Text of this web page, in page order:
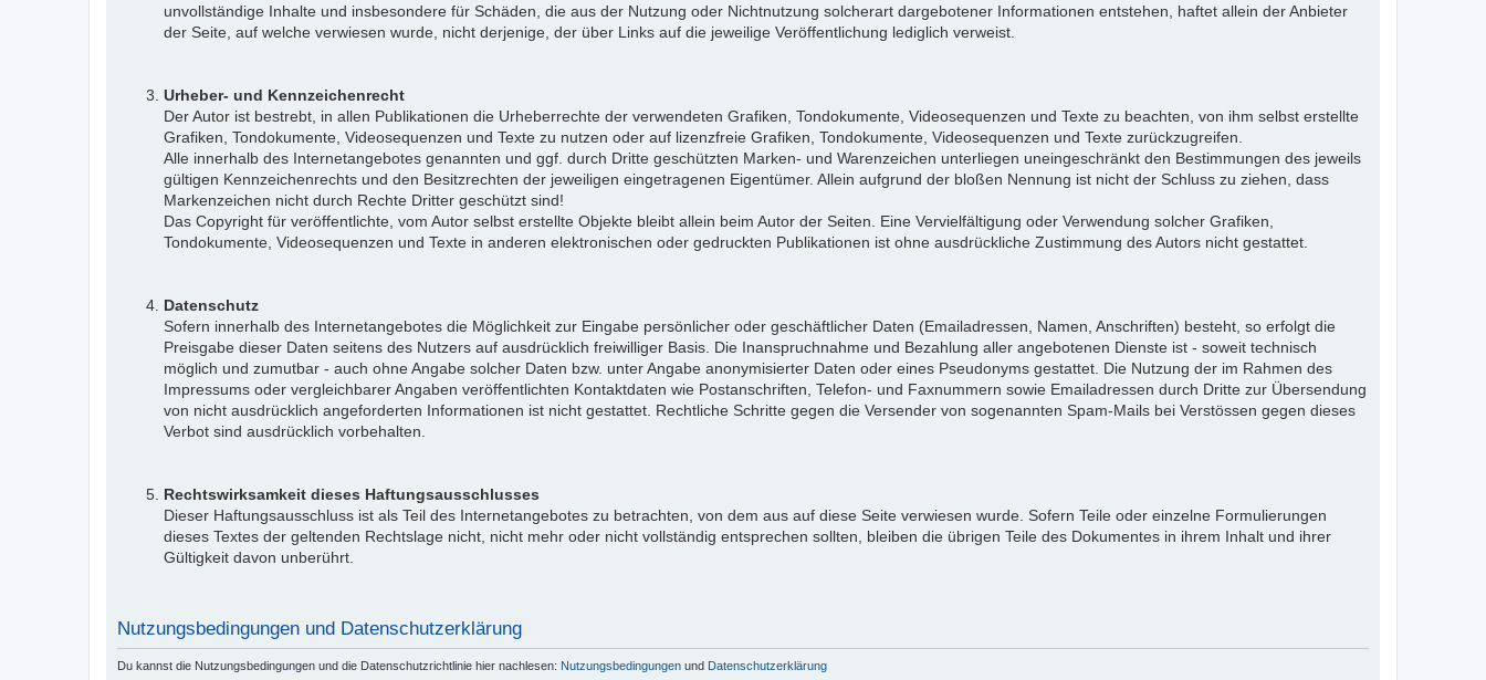
unvollständige Inhalte und insbesondere für Schäden, die aus der Nutzung oder Nichtnutzung solcherart dargebotener Informationen entstehen, haftet allein der Anbieter
der Seite, auf welche verwiesen wurde, nicht derjenige, der über Links auf die jeweilige Veröffentlichung lediglich verweist.
Urheber- und Kennzeichenrecht
Der Autor ist bestrebt, in allen Publikationen die Urheberrechte der verwendeten Grafiken, Tondokumente, Videosequenzen und Texte zu beachten, von ihm selbst erstellte
Grafiken, Tondokumente, Videosequenzen und Texte zu nutzen oder auf lizenzfreie Grafiken, Tondokumente, Videosequenzen und Texte zurückzugreifen.
Alle innerhalb des Internetangebotes genannten und ggf. durch Dritte geschützten Marken- und Warenzeichen unterliegen uneingeschränkt den Bestimmungen des jeweils
gültigen Kennzeichenrechts und den Besitzrechten der jeweiligen eingetragenen Eigentümer. Allein aufgrund der bloßen Nennung ist nicht der Schluss zu ziehen, dass
Markenzeichen nicht durch Rechte Dritter geschützt sind!
Das Copyright für veröffentlichte, vom Autor selbst erstellte Objekte bleibt allein beim Autor der Seiten. Eine Vervielfältigung oder Verwendung solcher Grafiken,
Tondokumente, Videosequenzen und Texte in anderen elektronischen oder gedruckten Publikationen ist ohne ausdrückliche Zustimmung des Autors nicht gestattet.
Datenschutz
Sofern innerhalb des Internetangebotes die Möglichkeit zur Eingabe persönlicher oder geschäftlicher Daten (Emailadressen, Namen, Anschriften) besteht, so erfolgt die
Preisgabe dieser Daten seitens des Nutzers auf ausdrücklich freiwilliger Basis. Die Inanspruchnahme und Bezahlung aller angebotenen Dienste ist - soweit technisch
möglich und zumutbar - auch ohne Angabe solcher Daten bzw. unter Angabe anonymisierter Daten oder eines Pseudonyms gestattet. Die Nutzung der im Rahmen des
Impressums oder vergleichbarer Angaben veröffentlichten Kontaktdaten wie Postanschriften, Telefon- und Faxnummern sowie Emailadressen durch Dritte zur Übersendung
von nicht ausdrücklich angeforderten Informationen ist nicht gestattet. Rechtliche Schritte gegen die Versender von sogenannten Spam-Mails bei Verstössen gegen dieses
Verbot sind ausdrücklich vorbehalten.
Rechtswirksamkeit dieses Haftungsausschlusses
Dieser Haftungsausschluss ist als Teil des Internetangebotes zu betrachten, von dem aus auf diese Seite verwiesen wurde. Sofern Teile oder einzelne Formulierungen
dieses Textes der geltenden Rechtslage nicht, nicht mehr oder nicht vollständig entsprechen sollten, bleiben die übrigen Teile des Dokumentes in ihrem Inhalt und ihrer
Gültigkeit davon unberührt.
Nutzungsbedingungen und Datenschutzerklärung
Du kannst die Nutzungsbedingungen und die Datenschutzrichtlinie hier nachlesen: Nutzungsbedingungen und Datenschutzerklärung